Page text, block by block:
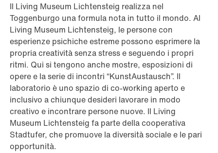
Il Living Museum Lichtensteig realizza nel
Toggenburgo una formula nota in tutto il mondo. Al
Living Museum Lichtensteig, le persone con
esperienze psichiche estreme possono esprimere la
propria creatività senza stress e seguendo i propri
ritmi. Qui si tengono anche mostre, esposizioni di
opere e la serie di incontri “KunstAustausch”. Il
laboratorio è uno spazio di co-working aperto e
inclusivo a chiunque desideri lavorare in modo
creativo e incontrare persone nuove. Il Living
Museum Lichtensteig fa parte della cooperativa
Stadtufer, che promuove la diversità sociale e le pari
opportunità.